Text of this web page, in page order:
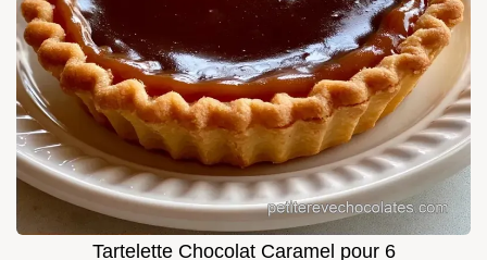
Tartelette Chocolat Caramel pour 6